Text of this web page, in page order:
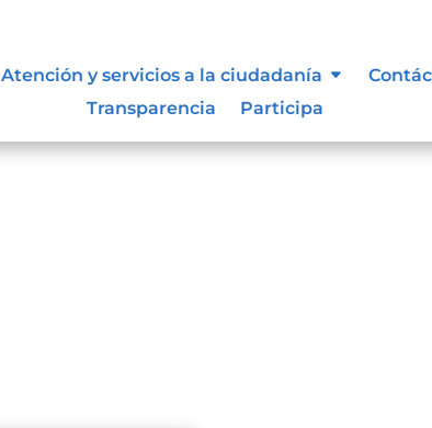
Atención y servicios a la ciudadanía
Transparencia
Participa